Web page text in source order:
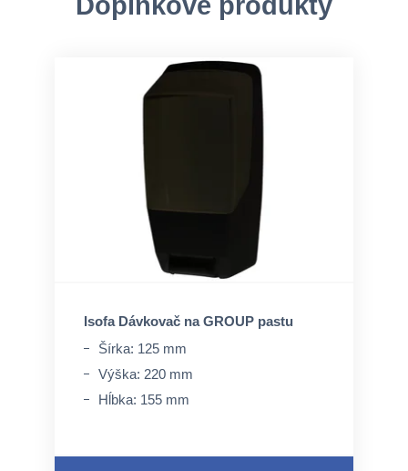
Isofa Dávkovač na GROUP pastu
Šírka: 125 mm
Výška: 220 mm
Hĺbka: 155 mm